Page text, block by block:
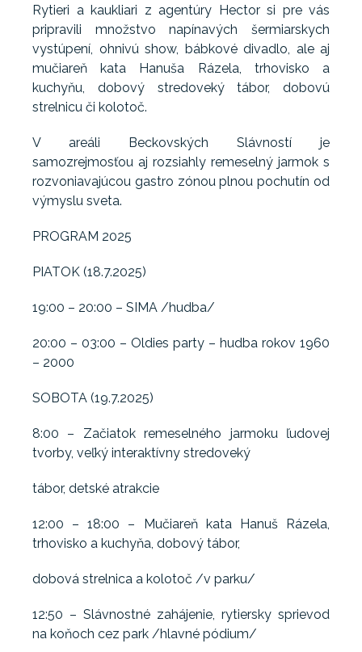
Rytieri a kaukliari z agentúry Hector si pre vás
pripravili množstvo napínavých šermiarskych
vystúpení, ohnivú show, bábkové divadlo, ale aj
mučiareň kata Hanuša Rázela, trhovisko a
kuchyňu, dobový stredoveký tábor, dobovú
strelnicu či kolotoč.
V areáli Beckovských Slávností je
samozrejmosťou aj rozsiahly remeselný jarmok s
rozvoniavajúcou gastro zónou plnou pochutín od
výmyslu sveta.
PROGRAM 2025
PIATOK (18.7.2025)
19:00 – 20:00 – SIMA /hudba/
20:00 – 03:00 – Oldies party – hudba rokov 1960
– 2000
SOBOTA (19.7.2025)
8:00 – Začiatok remeselného jarmoku ľudovej
tvorby, veľký interaktívny stredoveký
tábor, detské atrakcie
12:00 – 18:00 – Mučiareň kata Hanuš Rázela,
trhovisko a kuchyňa, dobový tábor,
dobová strelnica a kolotoč /v parku/
12:50 – Slávnostné zahájenie, rytiersky sprievod
na koňoch cez park /hlavné pódium/